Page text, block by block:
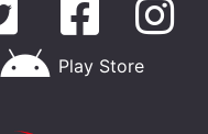
Play Store